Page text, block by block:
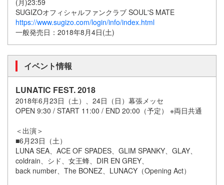
(月)23:59
SUGIZOオフィシャルファンクラブ SOUL'S MATE
https://www.sugizo.com/login/info/index.html
一般発売日：2018年8月4日(土)
イベント情報
LUNATIC FEST. 2018
2018年6月23日（土）、24日（日）幕張メッセ
​OPEN 9:30 / START 11:00 / END 20:00（予定） ※両日共通
＜出演＞
■6月23日（土）
LUNA SEA、ACE OF SPADES、GLIM SPANKY、GLAY、
coldrain、シド、女王蜂、DIR EN GREY、
back number、The BONEZ、LUNACY（Opening Act）